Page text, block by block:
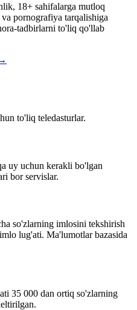
18+ sahifalarga mutloq
pornografiya tarqalishiga
tadbirlarni to'liq qo'llab
to'liq teledasturlar.
uy uchun kerakli bo'lgan
bor servislar.
so'zlarning imlosini tekshirish
lug'ati. Ma'lumotlar bazasida
35 000 dan ortiq so'zlarning